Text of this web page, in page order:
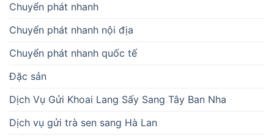
Chuyển phát nhanh
Chuyển phát nhanh nội địa
Chuyển phát nhanh quốc tế
Đặc sản
Dịch Vụ Gửi Khoai Lang Sấy Sang Tây Ban Nha
Dịch vụ gửi trà sen sang Hà Lan